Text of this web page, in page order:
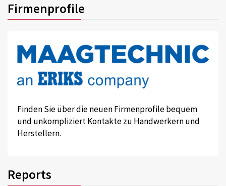
Firmenprofile
Finden Sie über die neuen Firmenprofile bequem
und unkompliziert Kontakte zu Handwerkern und
Herstellern.
Reports